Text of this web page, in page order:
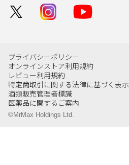
プライバシーポリシー
オンラインストア利用規約
レビュー利用規約
特定商取引に関する法律に基づく表示
酒類販売管理者標識
医薬品に関するご案内
©MrMax Holdings Ltd.